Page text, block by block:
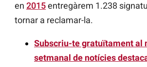
en 2015entregàrem 1.238
tornar a reclamar-la.
Subscriu-te gratuïtament al
setmanal de notícies